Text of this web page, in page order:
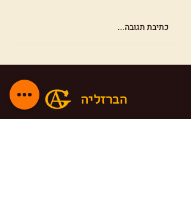
האבולוציה של העיצוב בברזל
כתיבת תגובה...
הברזליה